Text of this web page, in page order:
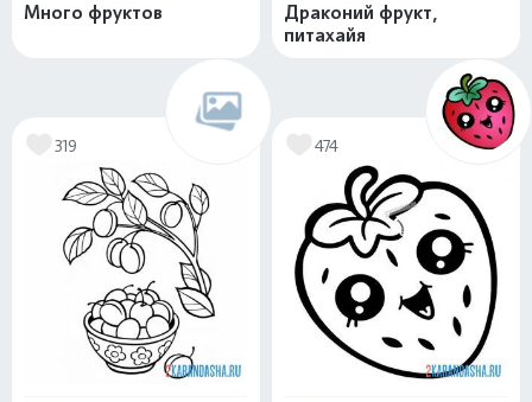
Много фруктов
Драконий фрукт,
питахайя
319 474